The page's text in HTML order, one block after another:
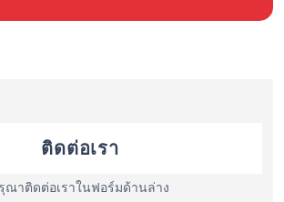
ติดต่อเรา
ณาติดต่อเราในฟอร์มด้านล่าง